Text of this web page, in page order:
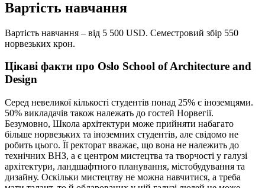
Вартість навчання
Вартість навчання – від 5 500 USD. Семестровий збір 550
норвезьких крон.
Цікаві факти про Oslo School of Architecture and
Design
Серед невеликої кількості студентів понад 25% є іноземцями.
50% викладачів також належать до гостей Норвегії.
Безумовно, Школа архітектури може прийняти набагато
більше норвезьких та іноземних студентів, але свідомо не
робить цього. Її ректорат вважає, що вона не належить до
технічних ВНЗ, а є центром мистецтва та творчості у галузі
архітектури, ландшафтного планування, містобудування та
дизайну. Оскільки мистецтву не можна навчитися, а треба